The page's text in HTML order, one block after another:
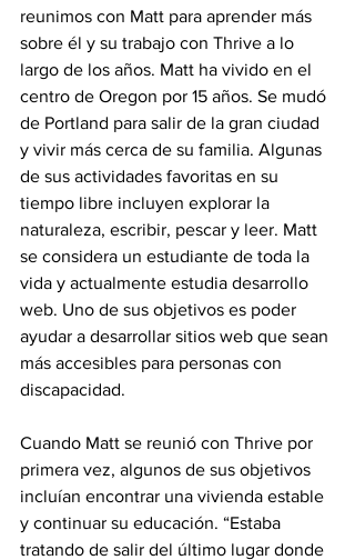
reunimos con Matt para aprender más
sobre él y su trabajo con Thrive a lo
largo de los años. Matt ha vivido en el
centro de Oregon por 15 años. Se mudó
de Portland para salir de la gran ciudad
y vivir más cerca de su familia. Algunas
de sus actividades favoritas en su
tiempo libre incluyen explorar la
naturaleza, escribir, pescar y leer. Matt
se considera un estudiante de toda la
vida y actualmente estudia desarrollo
web. Uno de sus objetivos es poder
ayudar a desarrollar sitios web que sean
más accesibles para personas con
discapacidad.
Cuando Matt se reunió con Thrive por
primera vez, algunos de sus objetivos
incluían encontrar una vivienda estable
y continuar su educación. “Estaba
tratando de salir del último lugar donde